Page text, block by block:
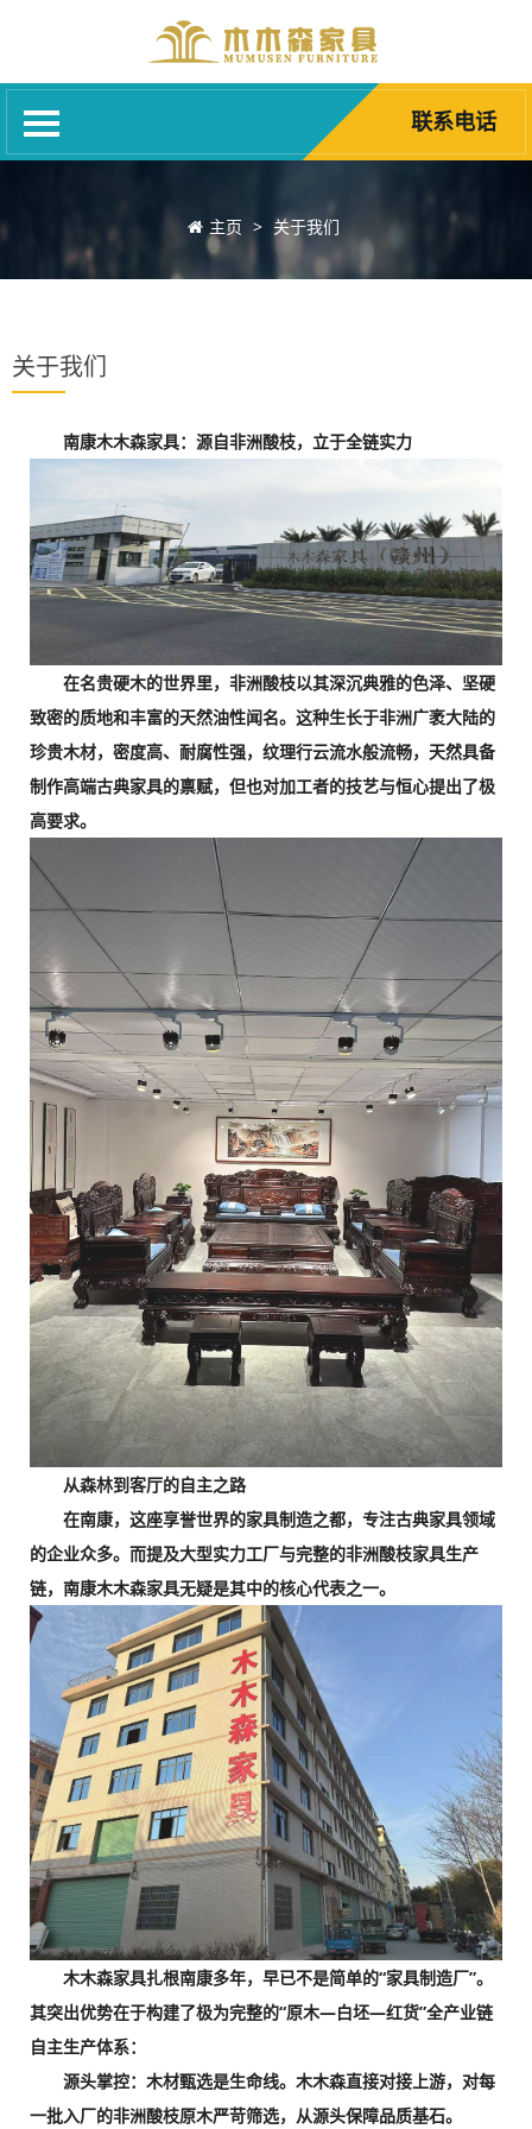
产品中心
新闻资讯
客户案例
联系电话
联系电话
主页 > 关于我们
关于我们
南康木木森家具：源自非洲酸枝，立于全链实力
在名贵硬木的世界里，非洲酸枝以其深沉典雅的色泽、坚硬
致密的质地和丰富的天然油性闻名。这种生长于非洲广袤大陆的
珍贵木材，密度高、耐腐性强，纹理行云流水般流畅，天然具备
制作高端古典家具的禀赋，但也对加工者的技艺与恒心提出了极
高要求。
从森林到客厅的自主之路
在南康，这座享誉世界的家具制造之都，专注古典家具领域
的企业众多。而提及大型实力工厂与完整的非洲酸枝家具生产
链，南康木木森家具无疑是其中的核心代表之一。
木木森家具扎根南康多年，早已不是简单的“家具制造厂”。
其突出优势在于构建了极为完整的“原木—白坯—红货”全产业链
自主生产体系：
源头掌控：木材甄选是生命线。木木森直接对接上游，对每
一批入厂的非洲酸枝原木严苛筛选，从源头保障品质基石。